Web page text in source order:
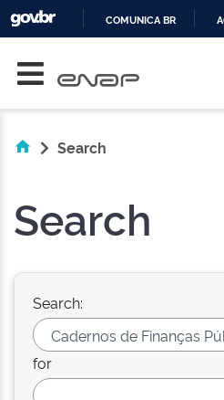
COMUNICA BR
Search
Search
Search:
for